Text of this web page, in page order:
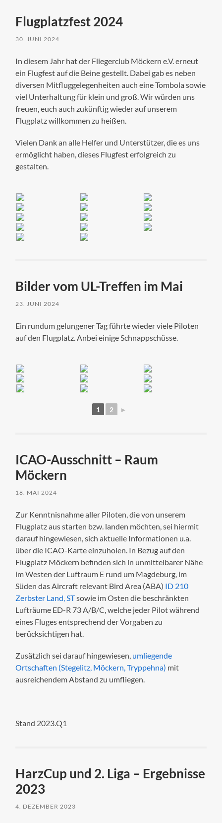
Flugplatzfest 2024
30. JUNI 2024
In diesem Jahr hat der Fliegerclub Möckern e.V. erneut
ein Flugfest auf die Beine gestellt. Dabei gab es neben
diversen Mitfluggelegenheiten auch eine Tombola sowie
viel Unterhaltung für klein und groß. Wir würden uns
freuen, euch auch zukünftig wieder auf unserem
Flugplatz willkommen zu heißen.
Vielen Dank an alle Helfer und Unterstützer, die es uns
ermöglicht haben, dieses Flugfest erfolgreich zu
gestalten.
Bilder vom UL-Treffen im Mai
23. JUNI 2024
Ein rundum gelungener Tag führte wieder viele Piloten
auf den Flugplatz. Anbei einige Schnappschüsse.
1 2 ►
ICAO-Ausschnitt – Raum
Möckern
18. MAI 2024
Zur Kenntnisnahme aller Piloten, die von unserem
Flugplatz aus starten bzw. landen möchten, sei hiermit
darauf hingewiesen, sich aktuelle Informationen u.a.
über die ICAO-Karte einzuholen. In Bezug auf den
Flugplatz Möckern befinden sich in unmittelbarer Nähe
im Westen der Luftraum E rund um Magdeburg, im
Süden das Aircraft relevant Bird Area (ABA) ID 210
Zerbster Land, STsowie im Osten die beschränkten
Lufträume ED-R 73 A/B/C, welche jeder Pilot während
eines Fluges entsprechend der Vorgaben zu
berücksichtigen hat.
Zusätzlich sei darauf hingewiesen, umliegende
Ortschaften (Stegelitz, Möckern, Tryppehna) mit
ausreichendem Abstand zu umfliegen.
Stand 2023.Q1
HarzCup und 2. Liga – Ergebnisse
2023
4. DEZEMBER 2023